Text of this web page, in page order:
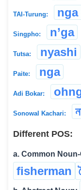
TAI-Turung: nga
Singpho: n’ga
Tutsa: nyashi
Paite: nga
Adi Bokar:
Sonowal Kachari:
Different POS:
a. Common
fisherman